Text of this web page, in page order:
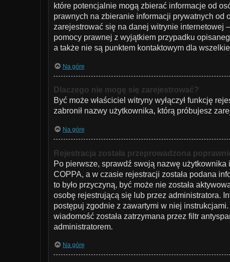
które potencjalnie mogą zbierać informacje od
prawnych na zbieranie informacji prywatnych
zarejestrować się na danej witrynie internetowej
pomocy prawnej z wyjątkiem przypadku
a także nie są punktem kontaktowym dla
Na górę
Dlaczego nie mogę się zarejestrować?
Być może właściciel witryny wyłączył funkcję
zabronił nazwy użytkownika, którą próbujesz
Na górę
Rejestracja została przeprowadzona
Po pierwsze, sprawdź swoją nazwę użytkownika
COPPA, a w czasie rejestracji została podana
to było przyczyną, być może nie została
osobę rejestrującą się lub przez administratora.
postępuj zgodnie z zawartymi w niej
wiadomość została zatrzymana przez filtr
administratorem.
Na górę